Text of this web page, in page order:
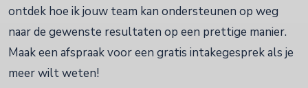
ontdek hoe ik jouw team kan ondersteunen op weg
naar de gewenste resultaten op een prettige manier.
Maak een afspraak voor een gratis intakegesprek als je
meer wilt weten!